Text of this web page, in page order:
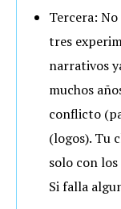
Tercera:
tres
narrativos
muchos
conflicto
(logos). Tu
solo con
Si falla